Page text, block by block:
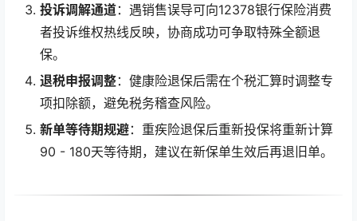
投诉调解通道：遇销售误导可向12378银行保险消费
者投诉维权热线反映，协商成功可争取特殊全额退
保。
退税申报调整：健康险退保后需在个税汇算时调整专
项扣除额，避免税务稽查风险。
新单等待期规避：重疾险退保后重新投保将重新计算
90 - 180天等待期，建议在新保单生效后再退旧单。